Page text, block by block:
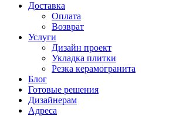
Доставка
Оплата
Возврат
Услуги
Дизайн проект
Укладка плитки
Резка керамогранита
Блог
Готовые решения
Дизайнерам
Адреса